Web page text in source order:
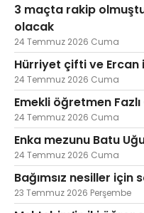
3 maçta rakip
olacak
24 Temmuz 2026 Cuma
Hürriyet çifti ve Ercan
24 Temmuz 2026 Cuma
Emekli öğretmen
24 Temmuz 2026 Cuma
Enka mezunu Batu
24 Temmuz 2026 Cuma
Bağımsız nesiller için
23 Temmuz 2026 Perşembe